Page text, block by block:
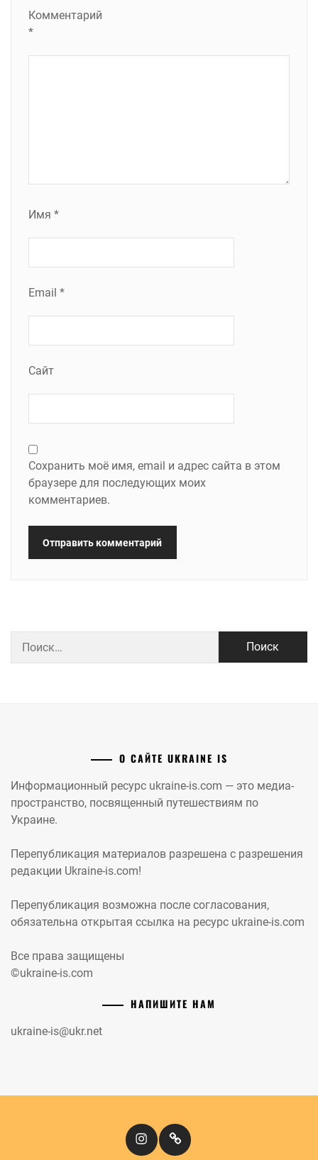
Комментарий
*
Имя *
Email *
Сайт
Сохранить моё имя, email и адрес сайта в этом
браузере для последующих моих
комментариев.
О САЙТЕ UKRAINE IS
Информационный ресурс ukraine-is.com — это медиа-
пространство, посвященный путешествиям по
Украине.
Перепубликация материалов разрешена с разрешения
редакции Ukraine-is.com!
Перепубликация возможна после согласования,
обязательна открытая ссылка на ресурс ukraine-is.com
Все права защищены
©ukraine-is.com
НАПИШИТЕ НАМ
ukraine-is@ukr.net
InstagramКіномандри